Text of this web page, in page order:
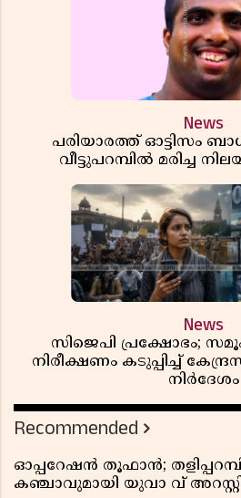
News
പരിയാരത്ത് ഓട്ടിസം
വീട്ടുപറമ്പിൽ മരിച്ച
News
സിജെപി പ്രക്ഷോഭം;
നിരീക്ഷണം കടുപ്പിച്ച്
നിർദേശം
Recommended
ഓപ്പറേഷൻ തൂഫാൻ;
കഞ്ചാവുമായി യുവാ വ്